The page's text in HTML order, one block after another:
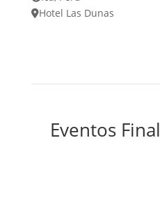
Hotel Las Dunas
Eventos